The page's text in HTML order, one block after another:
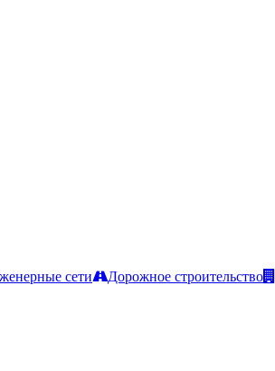
сети Дорожное строительство